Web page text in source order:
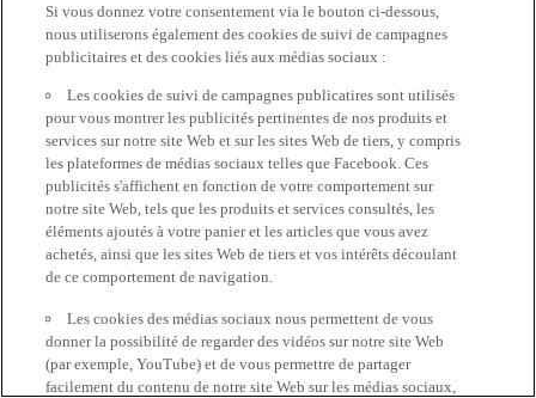
Si vous donnez votre consentement via le bouton ci-dessous,
nous utiliserons également des cookies de suivi de campagnes
publicitaires et des cookies liés aux médias sociaux :
Les cookies de suivi de campagnes publicatires sont utilisés
pour vous montrer les publicités pertinentes de nos produits et
services sur notre site Web et sur les sites Web de tiers, y compris
les plateformes de médias sociaux telles que Facebook. Ces
publicités s'affichent en fonction de votre comportement sur
notre site Web, tels que les produits et services consultés, les
éléments ajoutés à votre panier et les articles que vous avez
achetés, ainsi que les sites Web de tiers et vos intérêts découlant
de ce comportement de navigation.
Les cookies des médias sociaux nous permettent de vous
donner la possibilité de regarder des vidéos sur notre site Web
(par exemple, YouTube) et de vous permettre de partager
facilement du contenu de notre site Web sur les médias sociaux,